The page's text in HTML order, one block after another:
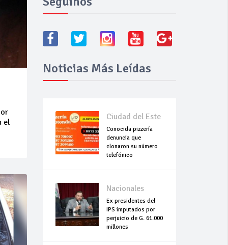
el
Noticias Más Leídas
Ciudad del Este
Conocida pizzería
denuncia que
clonaron su número
telefónico
Nacionales
Ex presidentes del
IPS imputados por
perjuicio de G. 61.000
millones